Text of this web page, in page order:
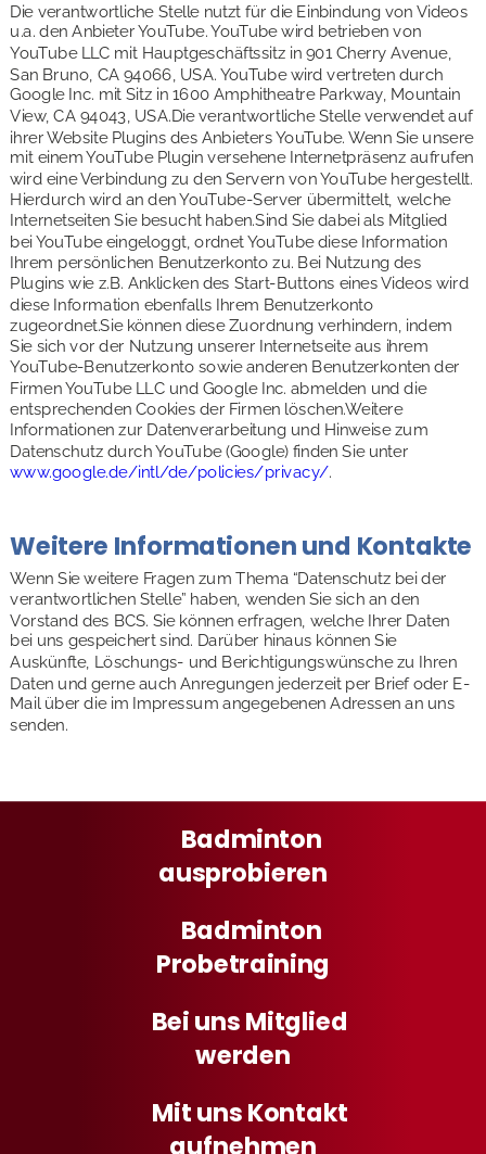
Die verantwortliche Stelle nutzt für die Einbindung von Videos
u.a. den Anbieter YouTube. YouTube wird betrieben von
YouTube LLC mit Hauptgeschäftssitz in 901 Cherry Avenue,
San Bruno, CA 94066, USA. YouTube wird vertreten durch
Google Inc. mit Sitz in 1600 Amphitheatre Parkway, Mountain
View, CA 94043, USA.Die verantwortliche Stelle verwendet auf
ihrer Website Plugins des Anbieters YouTube. Wenn Sie unsere
mit einem YouTube Plugin versehene Internetpräsenz aufrufen
wird eine Verbindung zu den Servern von YouTube hergestellt.
Hierdurch wird an den YouTube-Server übermittelt, welche
Internetseiten Sie besucht haben.Sind Sie dabei als Mitglied
bei YouTube eingeloggt, ordnet YouTube diese Information
Ihrem persönlichen Benutzerkonto zu. Bei Nutzung des
Plugins wie z.B. Anklicken des Start-Buttons eines Videos wird
diese Information ebenfalls Ihrem Benutzerkonto
zugeordnet.Sie können diese Zuordnung verhindern, indem
Sie sich vor der Nutzung unserer Internetseite aus ihrem
YouTube-Benutzerkonto sowie anderen Benutzerkonten der
Firmen YouTube LLC und Google Inc. abmelden und die
entsprechenden Cookies der Firmen löschen.Weitere
Informationen zur Datenverarbeitung und Hinweise zum
Datenschutz durch YouTube (Google) finden Sie unter
www.google.de/intl/de/policies/privacy/.
Weitere Informationen und Kontakte
Wenn Sie weitere Fragen zum Thema “Datenschutz bei der
verantwortlichen Stelle” haben, wenden Sie sich an den
Vorstand des BCS. Sie können erfragen, welche Ihrer Daten
bei uns gespeichert sind. Darüber hinaus können Sie
Auskünfte, Löschungs- und Berichtigungswünsche zu Ihren
Daten und gerne auch Anregungen jederzeit per Brief oder E-
Mail über die im Impressum angegebenen Adressen an uns
senden.
Badminton
ausprobieren
Badminton
Probetraining
Bei uns Mitglied
werden
Mit uns Kontakt
aufnehmen